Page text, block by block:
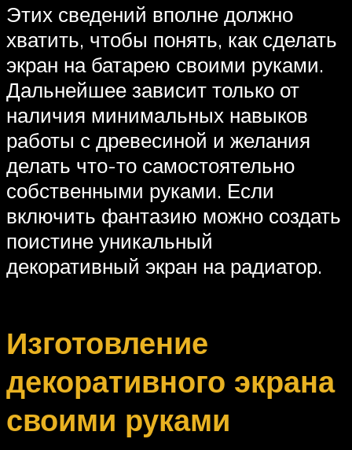
Этих сведений вполне должно
хватить, чтобы понять, как сделать
экран на батарею своими руками.
Дальнейшее зависит только от
наличия минимальных навыков
работы с древесиной и желания
делать что-то самостоятельно
собственными руками. Если
включить фантазию можно создать
поистине уникальный
декоративный экран на радиатор.
Изготовление
декоративного экрана
своими руками